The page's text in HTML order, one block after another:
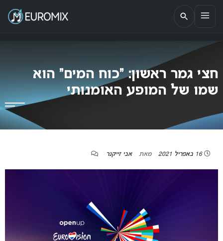
EUROMIX
אתר הבית של האירוויזיון בישראל
חצי גמר ראשון: “כוח המים” הוא
שמו של המופע האומנותי
16 באפריל 2021 מאת אבי זייקנר